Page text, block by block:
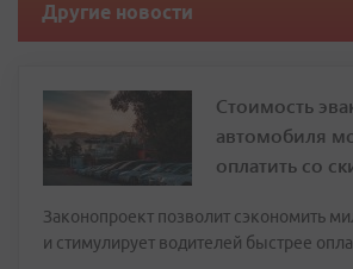
Другие новости
Стоимость
автомобиля
оплатить со
Законопроект позволит сэкономить
и стимулирует водителей быстрее